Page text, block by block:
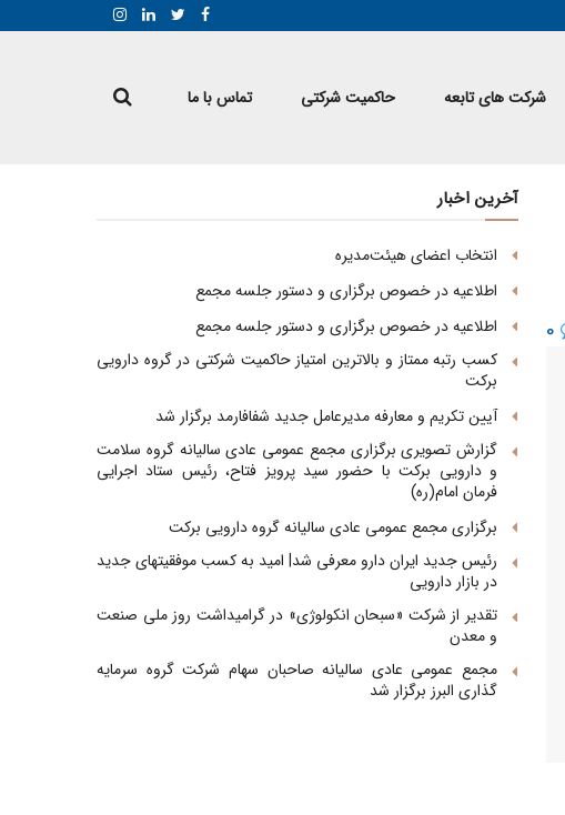
شرکت های تابعه حاکمیت شرکتی تماس با ما
آخرین اخبار
انتخاب اعضای هیئت‌مدیره
اطلاعیه در خصوص برگزاری و دستور جلسه مجمع
اطلاعیه در خصوص برگزاری و دستور جلسه مجمع
کسب رتبه ممتاز و بالاترین امتیاز حاکمیت شرکتی در گروه دارویی
برکت
آیین تکریم و معارفه مدیرعامل جدید شفافارمد برگزار شد
گزارش تصویری برگزاری مجمع عمومی عادی سالیانه گروه سلامت
و دارویی برکت با حضور سید پرویز فتاح، رئیس ستاد اجرایی
فرمان امام(ره)
برگزاری مجمع عمومی عادی سالیانه گروه دارویی برکت
رئیس جدید ایران دارو معرفی شد| امید به کسب موفقیتهای جدید
در بازار دارویی
تقدیر از شرکت «سبحان انکولوژی» در گرامیداشت روز ملی صنعت
و معدن
مجمع عمومی عادی سالیانه صاحبان سهام شرکت گروه سرمایه
گذاری البرز برگزار شد